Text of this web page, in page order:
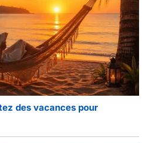
des vacances pour